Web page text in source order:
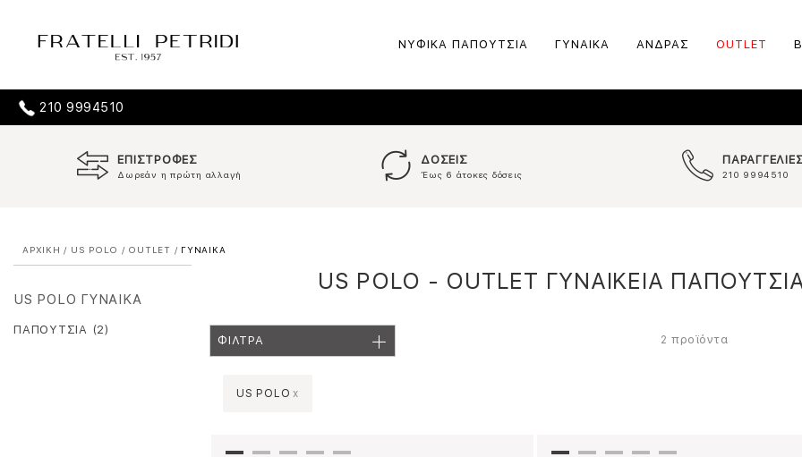
ΝΥΦΙΚΑ ΠΑΠΟΥΤΣΙΑ ΓΥΝΑΙΚΑ ΑΝΔΡΑΣ OUTLET
210 9994510
ΕΠΙΣΤΡΟΦΕΣ
Δωρεάν η πρώτη αλλαγή
ΔΟΣΕΙΣ
Έως 6 άτοκες δόσεις 210 9994510
ΑΡΧΙΚΗ / US POLO / OUTLET / ΓΥΝΑΙΚΑ
US POLO ΓΥΝΑΙΚΑ
ΠΑΠΟΥΤΣΙΑ (2)
US POLO - OUTLET ΓΥΝΑΙΚΕΙΑ
ΦΙΛΤΡΑ 2 προϊόντα
US POLO x